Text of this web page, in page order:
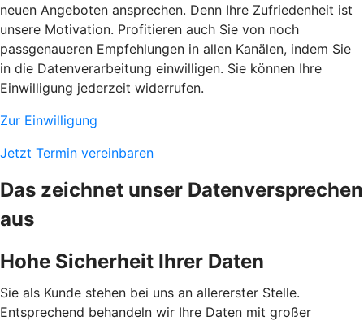
neuen Angeboten ansprechen. Denn Ihre Zufriedenheit ist
unsere Motivation. Profitieren auch Sie von noch
passgenaueren Empfehlungen in allen Kanälen, indem Sie
in die Datenverarbeitung einwilligen. Sie können Ihre
Einwilligung jederzeit widerrufen.
Zur Einwilligung
Jetzt Termin vereinbaren
Das zeichnet unser Datenversprechen
aus
Hohe Sicherheit Ihrer Daten
Sie als Kunde stehen bei uns an allererster Stelle.
Entsprechend behandeln wir Ihre Daten mit großer